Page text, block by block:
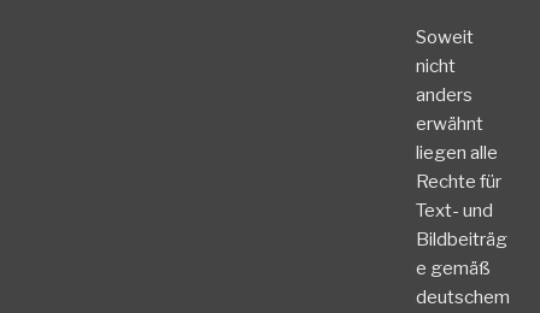
Soweit
nicht
anders
erwähnt
liegen alle
Rechte für
Text- und
Bildbeiträg
e gemäß
deutschem